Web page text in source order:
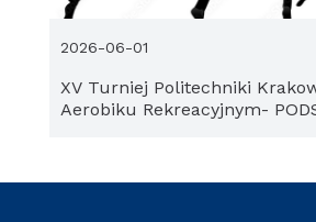
XV Turniej Politechniki
Aerobiku Rekreacyjnym-
2026-06-01